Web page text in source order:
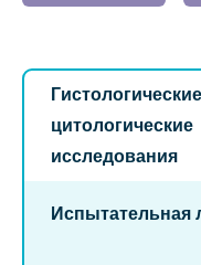
цитологические
исследования
Испытательная